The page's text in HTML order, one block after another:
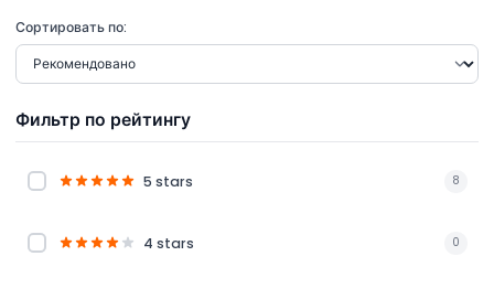
Сортировать по:
Фильтр по рейтингу
5 stars 8
4 stars 0